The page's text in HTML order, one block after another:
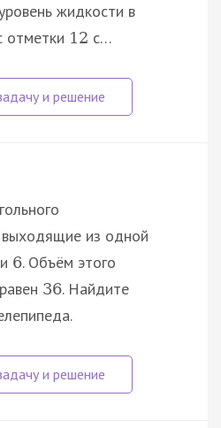
жидкости в
отметки 12 с…
выходящие из одной
и 6. Объём этого
36. Найдите